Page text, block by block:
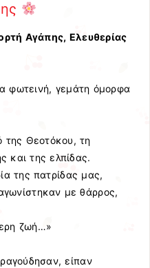
Αγάπης, Ελευθερίας
φωτεινή, γεμάτη όμορφα
της Θεοτόκου, τη
και της ελπίδας.
της πατρίδας μας,
με θάρρος,
ζωή…»
είπαν